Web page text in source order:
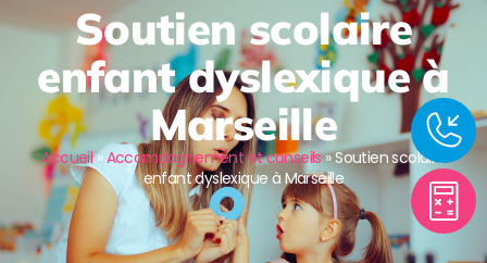
Soutien scolaire
enfant dyslexique à
Marseille
Accueil»Accompagnement et conseils»Soutien scolaire
enfant dyslexique à Marseille